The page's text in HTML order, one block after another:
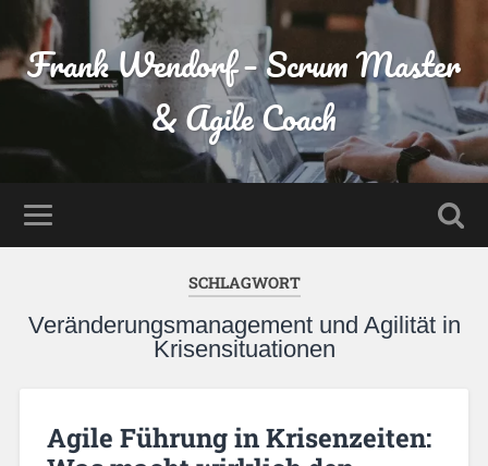
Frank Wendorf – Scrum Master
& Agile Coach
SCHLAGWORT
Veränderungsmanagement und Agilität in
Krisensituationen
Agile Führung in Krisenzeiten: